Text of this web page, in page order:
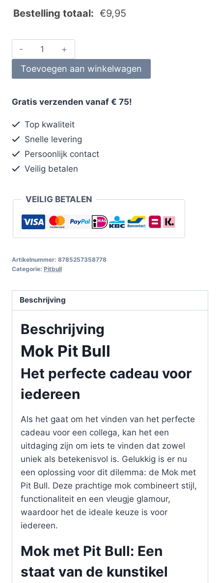
Bestelling totaal: €9,95
Toevoegen aan winkelwagen
Gratis verzenden vanaf € 75!
Top kwaliteit
Snelle levering
Persoonlijk contact
Veilig betalen
VEILIG BETALEN
Artikelnummer: 8785257358778
Categorie: Pitbull
Beschrijving
Beschrijving
Mok Pit Bull
Het perfecte cadeau voor
iedereen
Als het gaat om het vinden van het perfecte
cadeau voor een collega, kan het een
uitdaging zijn om iets te vinden dat zowel
uniek als betekenisvol is. Gelukkig is er nu
een oplossing voor dit dilemma: de Mok met
Pit Bull. Deze prachtige mok combineert stijl,
functionaliteit en een vleugje glamour,
waardoor het de ideale keuze is voor
iedereen.
Mok met Pit Bull: Een
staat van de kunstikel